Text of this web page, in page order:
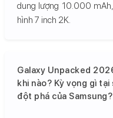
dung lượng 10.000
hình 7 inch 2K.
Galaxy Unpacked
khi nào? Kỳ vọng gì tại
đột phá của Samsung?